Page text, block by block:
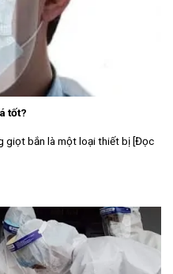
tốt?
giọt bắn là một loại thiết bị [Đọc